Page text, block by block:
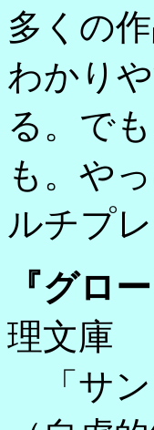
多くの
わかり
る。で
も。や
ルチプ
『グロ
理文庫
「サン